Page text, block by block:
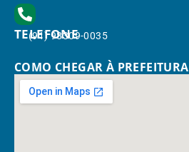
TELEFONE
(91) 98309-0035
COMO CHEGAR À PREFEITURA